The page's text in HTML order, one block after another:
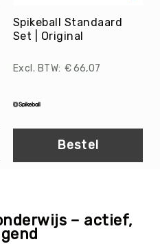
Spikeball Standaard
Set | Original
€ 66,07
Bestel
– actief,